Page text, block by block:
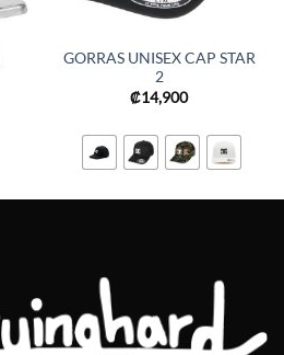
GORRAS UNISEX CAP STAR
2
₡14,900